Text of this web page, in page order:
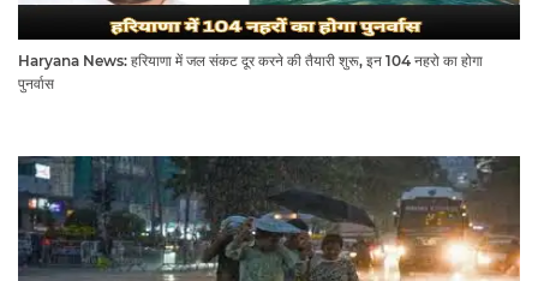
Haryana News: हरियाणा में जल संकट दूर करने की तैयारी शुरू, इन 104 नहरो का होगा
पुनर्वास